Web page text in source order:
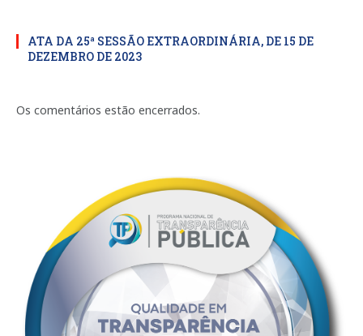
ATA DA 25ª SESSÃO EXTRAORDINÁRIA, DE 15 DE
DEZEMBRO DE 2023
Os comentários estão encerrados.